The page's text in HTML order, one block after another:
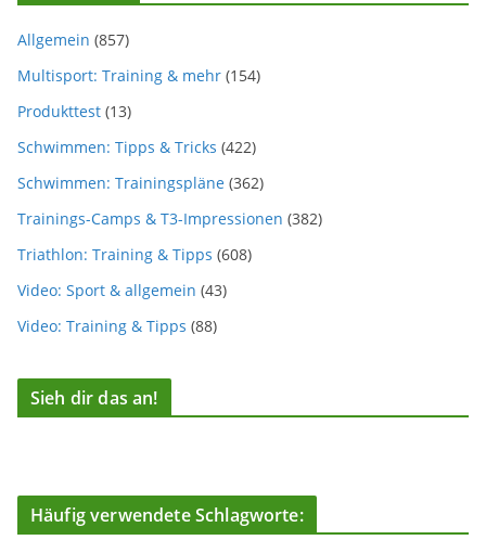
Allgemein (857)
Multisport: Training & mehr (154)
Produkttest (13)
Schwimmen: Tipps & Tricks (422)
Schwimmen: Trainingspläne (362)
Trainings-Camps & T3-Impressionen (382)
Triathlon: Training & Tipps (608)
Video: Sport & allgemein (43)
Video: Training & Tipps (88)
Sieh dir das an!
Häufig verwendete Schlagworte: